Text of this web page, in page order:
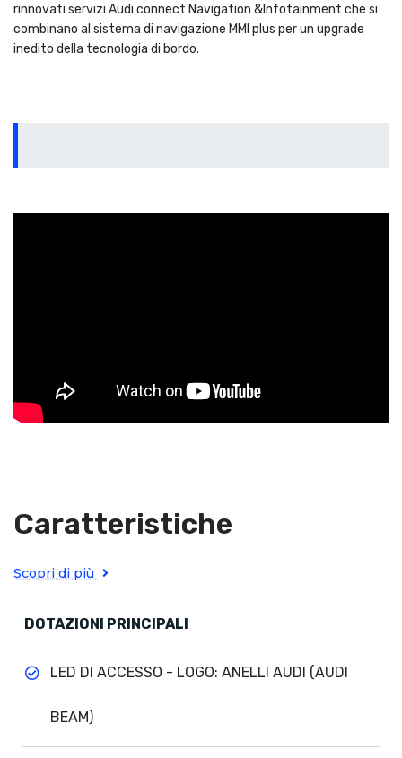
rinnovati servizi Audi connect Navigation &Infotainment che si
combinano al sistema di navigazione MMI plus per un upgrade
inedito della tecnologia di bordo.
Caratteristiche
Scopri di più
DOTAZIONI PRINCIPALI
LED DI ACCESSO - LOGO: ANELLI AUDI (AUDI
BEAM)